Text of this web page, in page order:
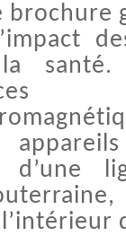
brochure
santé.
d’une